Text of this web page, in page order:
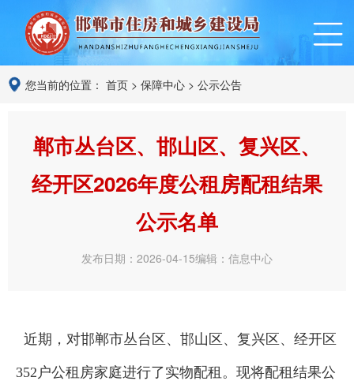
您当前的位置： 首页 > 保障中心 > 公示公告
郸市丛台区、邯山区、复兴区、
经开区2026年度公租房配租结果
公示名单
发布日期：2026-04-15编辑：信息中心
近期，对邯郸市丛台区、邯山区、复兴区、经开区
352户公租房家庭进行了实物配租。现将配租结果公